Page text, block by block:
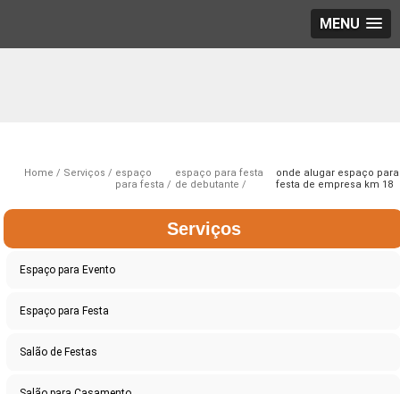
MENU
Home Serviços
espaço
para festa
espaço para festa
de debutante
onde alugar espaço para
festa de empresa km 18
Serviços
Espaço para Evento
Espaço para Festa
Salão de Festas